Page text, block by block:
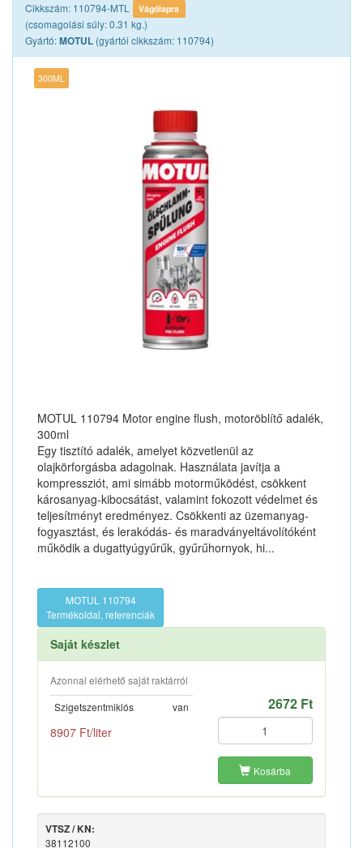
Cikkszám: 110794-MTL Vágólapra
(csomagolási súly: 0.31 kg.)
Gyártó:MOTUL (gyártói cikkszám: 110794)
300ML
MOTUL 110794 Motor engine flush, motoröblítő adalék,
300ml
Egy tisztító adalék, amelyet közvetlenül az
olajkörforgásba adagolnak. Használata javítja a
kompressziót, ami simább motorműködést, csökkent
károsanyag-kibocsátást, valamint fokozott védelmet és
teljesítményt eredményez. Csökkenti az üzemanyag-
fogyasztást, és lerakódás- és maradványeltávolítóként
működik a dugattyúgyűrűk, gyűrűhornyok, hi...
MOTUL 110794
Termékoldal, referenciák
Saját készlet
Azonnal elérhető saját raktárról
Szigetszentmiklós
van
8907 Ft/liter
2672 Ft
Kosárba
VTSZ / KN:
38112100